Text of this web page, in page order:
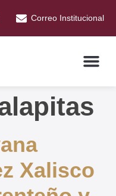
Correo Institucional
Xalisco